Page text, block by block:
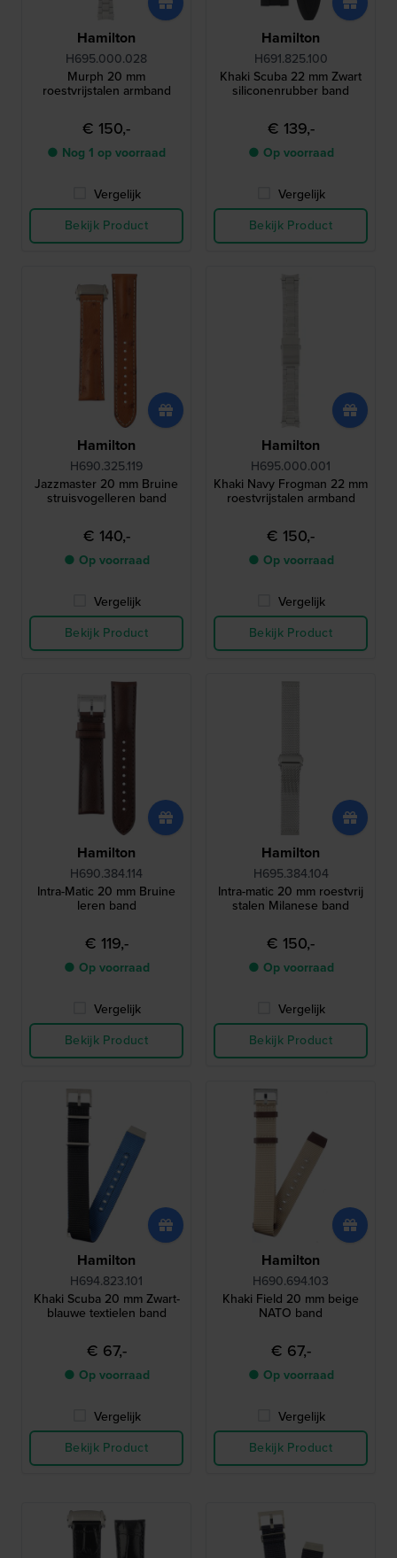
Hamilton
H695.000.028
Murph 20 mm
roestvrijstalen armband
€ 150,-
● Nog 1 op voorraad
Vergelijk
Bekijk Product
Hamilton
H691.825.100
Khaki Scuba 22 mm Zwart
siliconenrubber band
€ 139,-
● Op voorraad
Vergelijk
Bekijk Product
Hamilton
H690.325.119
Jazzmaster 20 mm Bruine
struisvogelleren band
€ 140,-
● Op voorraad
Vergelijk
Bekijk Product
Hamilton
H695.000.001
Khaki Navy Frogman 22 mm
roestvrijstalen armband
€ 150,-
● Op voorraad
Vergelijk
Bekijk Product
Hamilton
H690.384.114
Intra-Matic 20 mm Bruine
leren band
€ 119,-
● Op voorraad
Vergelijk
Bekijk Product
Hamilton
H695.384.104
Intra-matic 20 mm roestvrij
stalen Milanese band
€ 150,-
● Op voorraad
Vergelijk
Bekijk Product
Hamilton
H694.823.101
Khaki Scuba 20 mm Zwart-
blauwe textielen band
€ 67,-
● Op voorraad
Vergelijk
Bekijk Product
Hamilton
H690.694.103
Khaki Field 20 mm beige
NATO band
€ 67,-
● Op voorraad
Vergelijk
Bekijk Product